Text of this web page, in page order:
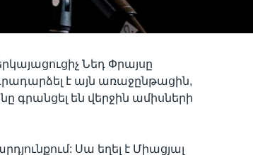
Նեդ Փրայսը
է այն առաջընթացին,
գրանցել են վերջին ամիսների
Սա եղել է Միացյալ